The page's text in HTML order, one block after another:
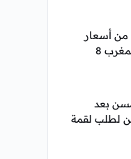
من أسعار
الذهب في المغرب 8
بعد
لطلب لقمة